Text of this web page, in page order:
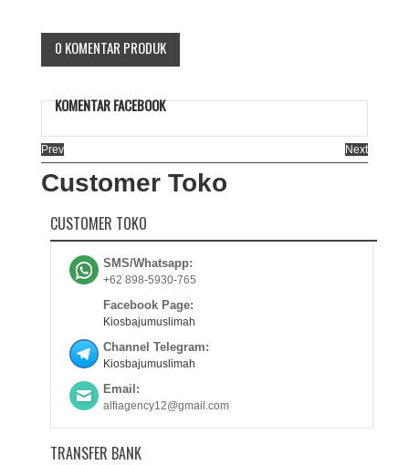
0 KOMENTAR PRODUK
KOMENTAR FACEBOOK
Prev Next
Customer Toko
CUSTOMER TOKO
SMS/Whatsapp:
+62 898-5930-765
Facebook Page:
Kiosbajumuslimah
Channel Telegram:
Kiosbajumuslimah
Email:
alfiagency12@gmail.com
TRANSFER BANK